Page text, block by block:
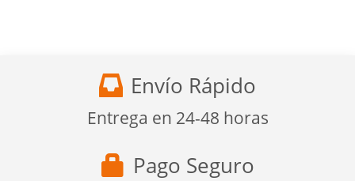
Envío Rápido
Entrega en 24-48 horas
Pago Seguro